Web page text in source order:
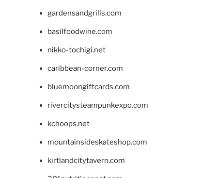
gardensandgrills.com
basilfoodwine.com
nikko-tochigi.net
caribbean-corner.com
bluemoongiftcards.com
rivercitysteampunkexpo.com
kchoops.net
mountainsideskateshop.com
kirtlandcitytavern.com